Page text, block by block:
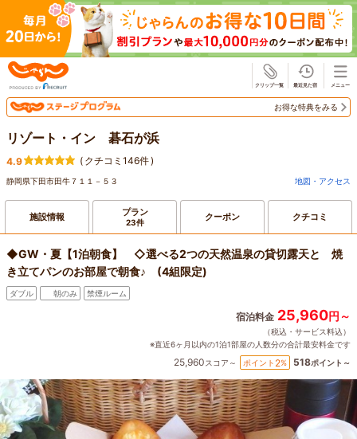
お得な特典をみる
リゾート・イン 碁石が浜
4.9 ( クチコミ146件)
静岡県下田市田牛７１１－５３ 地図・アクセス
施設情報 プラン
23件 クーポン クチコミ
◆GW・夏【1泊朝食】 ◇選べる2つの天然温泉の貸切露天と 焼
き立てパンのお部屋で朝食♪ (4組限定)
ダブル 朝のみ 禁煙ルーム
宿泊料金 25,960円～
（税込・サービス料込）
※直近6ヶ月以内の1泊1部屋の人数分の合計最安料金です
25,960スコア～ ポイント 2% 518ポイント～